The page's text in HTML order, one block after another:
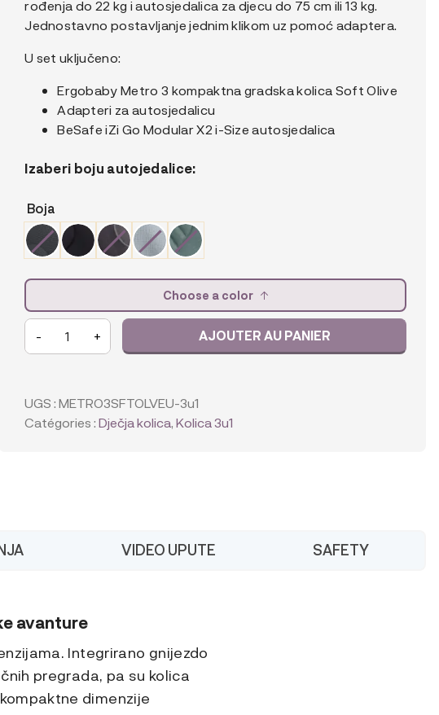
À
rođenja do 22 kg i autosjedalica za djecu do 75 cm ili 13 kg.
Jednostavno postavljanje jednim klikom uz pomoć adaptera.
U set uključeno:
Ergobaby Metro 3 kompaktna gradska kolica Soft Olive
Adapteri za autosjedalicu
BeSafe iZi Go Modular X2 i-Size autosjedalica
Izaberi boju autojedalice:
Boja
Choose a color
quantité
de
Metro
3,
autosjedalica
- + AJOUTER AU PANIER
UGS :METRO3SFTOLVEU-3u1
Catégories :Dječja kolica,Kolica 3u1
VIDEO UPUTE SAFETY
avanture
Integrirano gnijezdo
pregrada, pa su kolica
dimenzije